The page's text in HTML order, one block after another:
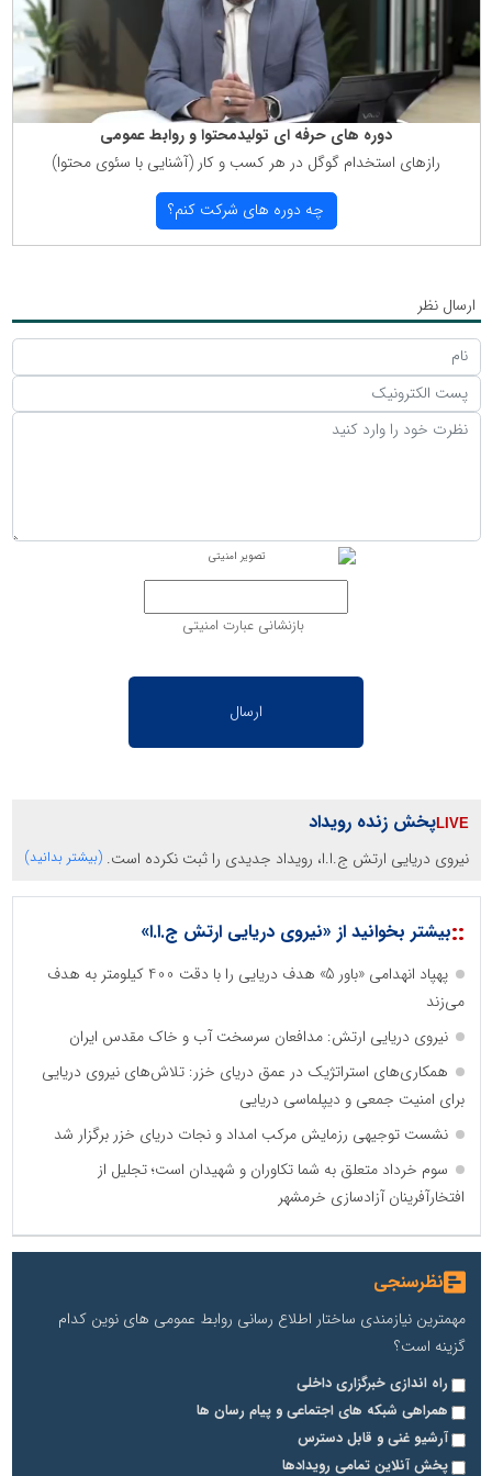
دوره های حرفه ای تولیدمحتوا و روابط عمومی
رازهای استخدام گوگل در هر كسب و كار (آشنایی با سئوی محتوا)
چه دوره های شركت كنم؟
ارسال نظر
بازنشانی عبارت امنیتی
پخش زنده رویداد
نیروی دریایی ارتش ج.ا.ا، رویداد جدیدی را ثبت نکرده است. (بیشتر بدانید)
::بیشتر بخوانید از «نیروی دریایی ارتش ج.ا.ا»
پهپاد انهدامی «باور 5» هدف دریایی را با دقت 400 کیلومتر به هدف
می‌زند
نیروی دریایی ارتش: مدافعان سرسخت آب و خاک مقدس ایران
همکاری‌های استراتژیک در عمق دریای خزر: تلاش‌های نیروی دریایی
برای امنیت جمعی و دیپلماسی دریایی
نشست توجیهی رزمایش مرکب امداد و نجات دریای خزر برگزار شد
سوم خرداد متعلق به شما تکاوران و شهیدان است؛ تجلیل از
افتخارآفرینان آزادسازی خرمشهر
نظرسنجی
مهمترین نیازمندی ساختار اطلاع رسانی روابط عمومی های نوین کدام
گزینه است؟
راه اندازی خبرگزاری داخلی
همراهی شبکه های اجتماعی و پیام رسان ها
آرشیو غنی و قابل دسترس
پخش آنلاین تمامی رویدادها